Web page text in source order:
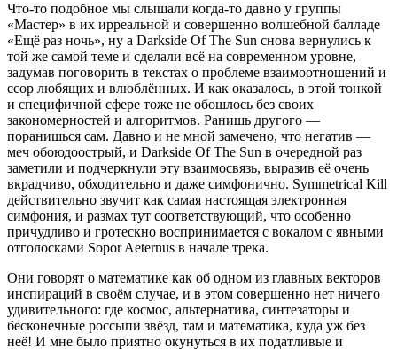
Что-то подобное мы слышали когда-то давно у группы
«Мастер» в их ирреальной и совершенно волшебной балладе
«Ещё раз ночь», ну а Darkside Of The Sun снова вернулись к
той же самой теме и сделали всё на современном уровне,
задумав поговорить в текстах о проблеме взаимоотношений и
ссор любящих и влюблённых. И как оказалось, в этой тонкой
и специфичной сфере тоже не обошлось без своих
закономерностей и алгоритмов. Ранишь другого —
поранишься сам. Давно и не мной замечено, что негатив —
меч обоюдоострый, и Darkside Of The Sun в очередной раз
заметили и подчеркнули эту взаимосвязь, выразив её очень
вкрадчиво, обходительно и даже симфонично. Symmetrical Kill
действительно звучит как самая настоящая электронная
симфония, и размах тут соответствующий, что особенно
причудливо и гротескно воспринимается с вокалом с явными
отголосками Sopor Aeternus в начале трека.
Они говорят о математике как об одном из главных векторов
инспираций в своём случае, и в этом совершенно нет ничего
удивительного: где космос, альтернатива, синтезаторы и
бесконечные россыпи звёзд, там и математика, куда уж без
неё! И мне было приятно окунуться в их податливые и